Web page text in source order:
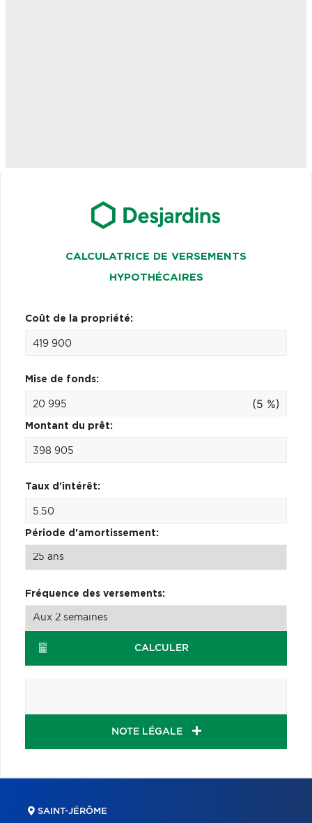
CALCULATRICE DE VERSEMENTS
HYPOTHÉCAIRES
Coût de la propriété:
Mise de fonds:
(5 %)
Montant du prêt:
Taux d'intérêt:
Période d'amortissement:
Fréquence des versements:
CALCULER
NOTE LÉGALE
SAINT-JÉRÔME